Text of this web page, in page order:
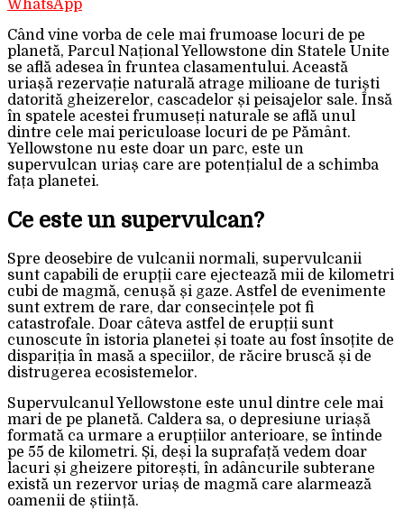
WhatsApp
Când vine vorba de cele mai frumoase locuri de pe
planetă, Parcul Național Yellowstone din Statele Unite
se află adesea în fruntea clasamentului. Această
uriașă rezervație naturală atrage milioane de turiști
datorită gheizerelor, cascadelor și peisajelor sale. Însă
în spatele acestei frumuseți naturale se află unul
dintre cele mai periculoase locuri de pe Pământ.
Yellowstone nu este doar un parc, este un
supervulcan uriaș care are potențialul de a schimba
fața planetei.
Ce este un supervulcan?
Spre deosebire de vulcanii normali, supervulcanii
sunt capabili de erupții care ejectează mii de kilometri
cubi de magmă, cenușă și gaze. Astfel de evenimente
sunt extrem de rare, dar consecințele pot fi
catastrofale. Doar câteva astfel de erupții sunt
cunoscute în istoria planetei și toate au fost însoțite de
dispariția în masă a speciilor, de răcire bruscă și de
distrugerea ecosistemelor.
Supervulcanul Yellowstone este unul dintre cele mai
mari de pe planetă. Caldera sa, o depresiune uriașă
formată ca urmare a erupțiilor anterioare, se întinde
pe 55 de kilometri. Și, deși la suprafață vedem doar
lacuri și gheizere pitorești, în adâncurile subterane
există un rezervor uriaș de magmă care alarmează
oamenii de știință.